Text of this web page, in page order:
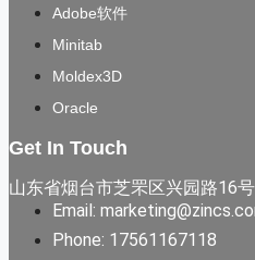
Adobe软件
Minitab
Moldex3D
Oracle
Get In Touch
山东省烟台市芝罘区兴园路16
Email:
Phone: 17561167118